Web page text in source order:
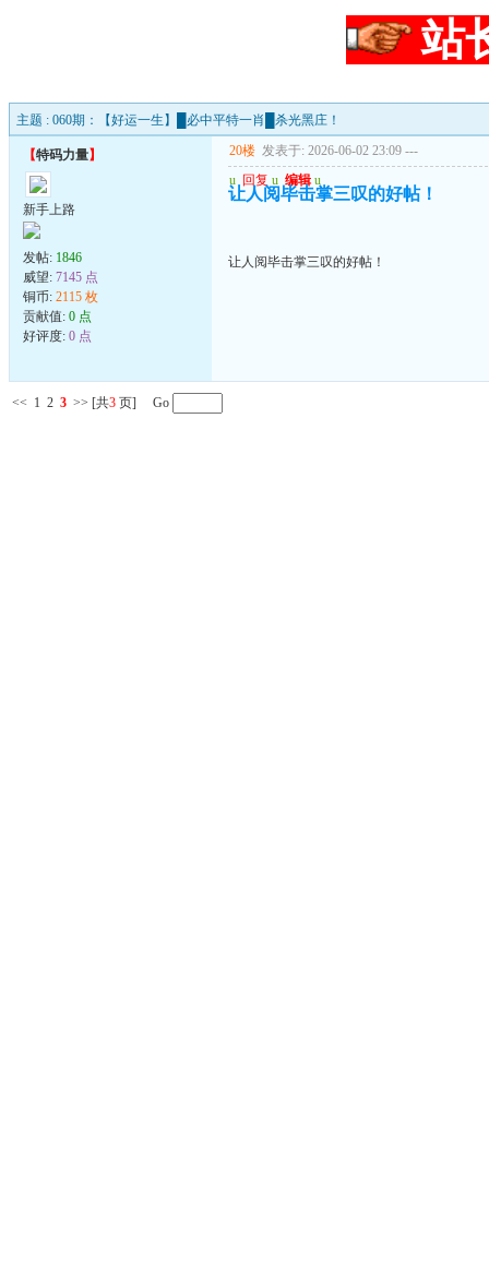
站
主题 : 060期：【好运一生】█必中平特一肖█杀光黑庄！
【特码力量】
新手上路
发帖: 1846
威望: 7145 点
铜币: 2115 枚
贡献值: 0 点
好评度: 0 点
20楼 发表于: 2026-06-02 23:09 ---
u 回复 u 编辑 u
让人阅毕击掌三叹的好帖！
让人阅毕击掌三叹的好帖！
<< 1 2 3 >> [共3 页] Go